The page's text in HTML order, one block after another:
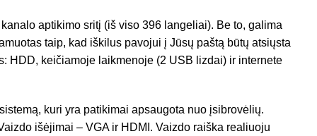
aptikimo sritį (iš viso 396 langeliai). Be to, galima
taip, kad iškilus pavojui į Jūsų paštą būtų atsiųsta
HDD, keičiamoje laikmenoje (2 USB lizdai) ir internete
kuri yra patikimai apsaugota nuo įsibrovėlių.
išėjimai – VGA ir HDMI. Vaizdo raiška realiuoju